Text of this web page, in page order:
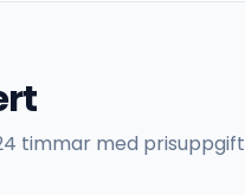
timmar med prisuppgift